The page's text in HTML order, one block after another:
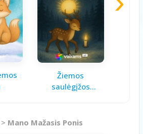
Žiemos
saulėgįžos
> Mano Mažasis Ponis